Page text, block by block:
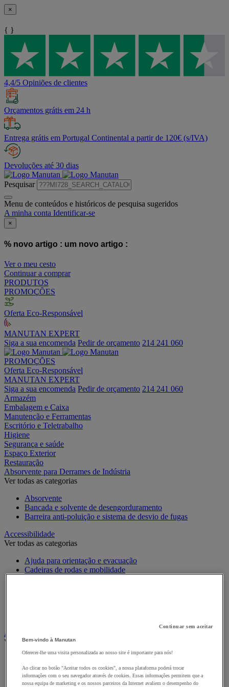
×
{ }
4,4/5 Opiniões de clientes
Orçamentos grátis em 24 h
Entrega grátis em Portugal Continental a partir de 120€ (s/IVA)
Devoluções até 30 dias
Pesquisar
Menu de conteúdos e históricos de pesquisa sugeridos
A minha conta Identificar-se
×
% novo artigo : um novo artigo :
Ver o meu cesto
Continuar a comprar
PRODUTOS
PROMOÇÕES
Oferta Eco-Responsável
MANUTAN EXPERT
Siga a sua encomenda Pedir de orçamento 214 241 060
PROMOÇÕES
Oferta Eco-Responsável
MANUTAN EXPERT
Siga a sua encomenda Pedir de orçamento 214 241 060
Armazém
Embalagem e Caixa
Manutenção e Ferramentas
Escritório e Teletrabalho
Higiene
Segurança e saúde
Espaço Exterior
Restauração
Absorvente para Derrames de Indústria
Ver todas as categorias
Absorvente
Bancada e solvente de desengorduramento
Barreira anti-poluição e sistema de desvio de fugas
Accessibilidade
Ver todas as categorias
Ajuda para orientação e evacuação
Cadeiras de rodas e mobilidade
Alarme e videovigilância
Ver todas as categorias
Intercomunicador e Videotelefone
Videovigilância
Continuar sem aceitar
Bem-vindo à Manutan
Oferecer-lhe uma visita personalizada ao nosso site é importante para nós!
Ao clicar no botão "Aceitar todos os cookies", a nossa plataforma poderá trocar
informações com o seu navegador através de cookies. Essas informações permitem que a
nossa equipa de marketing e os nossos parceiros da Internet avaliem o desempenho do